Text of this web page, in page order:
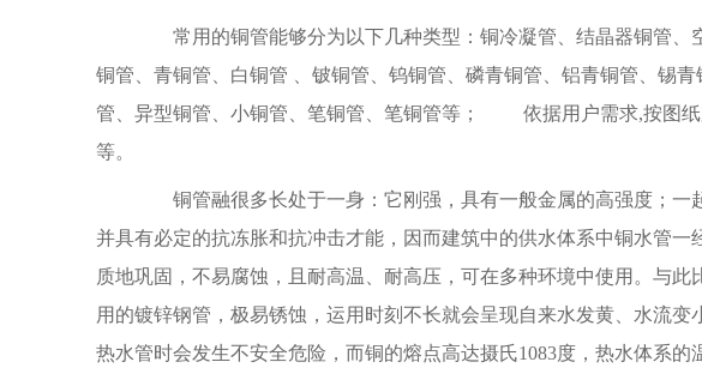
常用的铜管能够分为以下几种类型：铜冷凝管、结晶器铜管、
铜管、青铜管、白铜管 、铍铜管、钨铜管、磷青铜管、铝青铜管、锡
管、异型铜管、小铜管、笔铜管、笔铜管等； 依据用户需求,按图纸
等。
铜管融很多长处于一身：它刚强，具有一般金属的高强度；一
并具有必定的抗冻胀和抗冲击才能，因而建筑中的供水体系中铜水管
质地巩固，不易腐蚀，且耐高温、耐高压，可在多种环境中使用。与
用的镀锌钢管，极易锈蚀，运用时刻不长就会呈现自来水发黄、水流
热水管时会发生不安全危险，而铜的熔点高达摄氏1083度，热水体系